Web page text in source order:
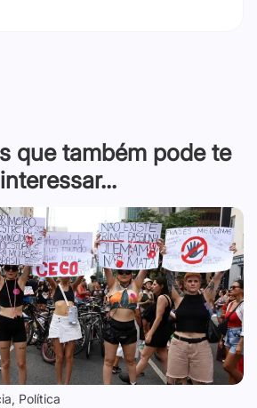
que também pode te
interessar...
, Política